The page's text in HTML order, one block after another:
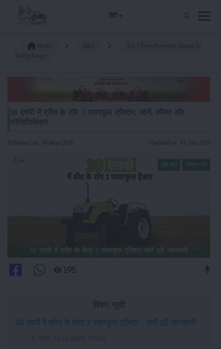
हिंदी
Published on: 30-May-2026 Updated on: 01-Jun-2026
195
30 एचपी में प्रीत के बेस्ट 3 पावरफुल ट्रैक्टर - जानें पूरी जानकारी
1. प्रीत 2549 4WD ट्रैक्टर